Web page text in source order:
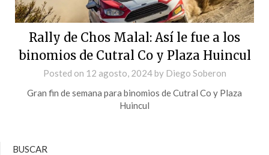
Rally de Chos Malal: Así le fue a los
binomios de Cutral Co y Plaza Huincul
Posted on 12 agosto, 2024by Diego Soberon
Gran fin de semana para binomios de Cutral Co y Plaza
Huincul
BUSCAR